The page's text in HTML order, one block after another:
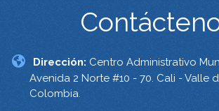
Dirección: Centro Administrativo
Avenida 2 Norte #10 - 70. Cali - Valle
Colombia.